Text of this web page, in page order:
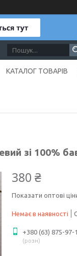
КАТАЛОГ ТОВАРІВ
зі 100%
380 ₴
Показати оптові
Немає в наявності
+380 (63) 875-97-
розн